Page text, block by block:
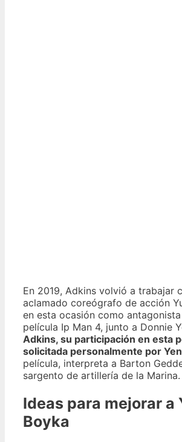
En 2019, Adkins volvió a trabajar
aclamado coreógrafo de acción
en esta ocasión como
película Ip Man 4, junto a Donnie
Adkins, su participación en esta
solicitada personalmente por
película, interpreta a Barton
sargento de artillería de la Marina.
Ideas para mejorar a
Boyka